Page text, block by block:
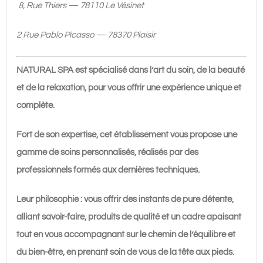
8, Rue Thiers — 78110 Le Vésinet
2 Rue Pablo Picasso — 78370 Plaisir
NATURAL SPA est spécialisé dans l’art du soin, de la beauté
et de la relaxation, pour vous offrir une expérience unique et
complète.
Fort de son expertise, cet établissement vous propose une
gamme de soins personnalisés, réalisés par des
professionnels formés aux dernières techniques.
Leur philosophie : vous offrir des instants de pure détente,
alliant savoir-faire, produits de qualité et un cadre apaisant
tout en vous accompagnant sur le chemin de l’équilibre et
du bien-être, en prenant soin de vous de la tête aux pieds.